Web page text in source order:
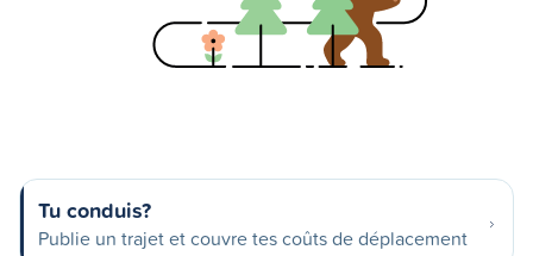
Tu conduis?
Publie un trajet et couvre tes coûts de déplacement